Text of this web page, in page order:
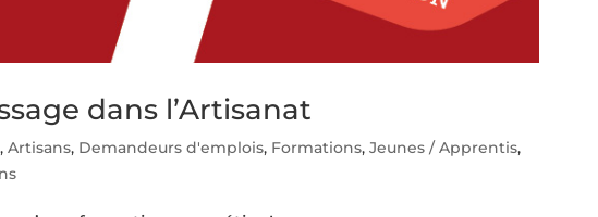
dans l’Artisanat
,Artisans, Demandeurs d'emplois, Formations,Jeunes / Apprentis,